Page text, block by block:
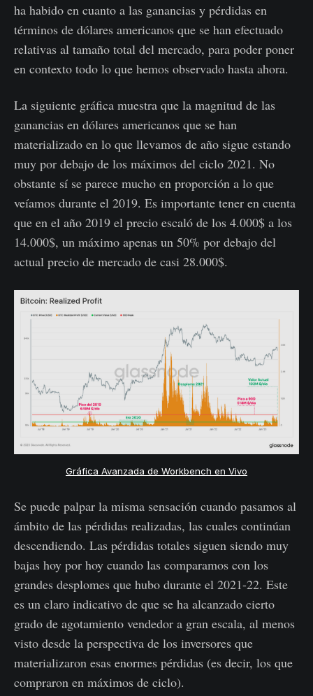
ha habido en cuanto a las ganancias y pérdidas en
términos de dólares americanos que se han efectuado
relativas al tamaño total del mercado, para poder poner
en contexto todo lo que hemos observado hasta ahora.
La siguiente gráfica muestra que la magnitud de las
ganancias en dólares americanos que se han
materializado en lo que llevamos de año sigue estando
muy por debajo de los máximos del ciclo 2021. No
obstante sí se parece mucho en proporción a lo que
veíamos durante el 2019. Es importante tener en cuenta
que en el año 2019 el precio escaló de los 4.000$ a los
14.000$, un máximo apenas un 50% por debajo del
actual precio de mercado de casi 28.000$.
Gráfica Avanzada de Workbench en Vivo
Se puede palpar la misma sensación cuando pasamos al
ámbito de las pérdidas realizadas, las cuales continúan
descendiendo. Las pérdidas totales siguen siendo muy
bajas hoy por hoy cuando las comparamos con los
grandes desplomes que hubo durante el 2021-22. Este
es un claro indicativo de que se ha alcanzado cierto
grado de agotamiento vendedor a gran escala, al menos
visto desde la perspectiva de los inversores que
materializaron esas enormes pérdidas (es decir, los que
compraron en máximos de ciclo).